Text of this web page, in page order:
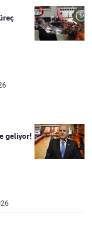
geliyor!